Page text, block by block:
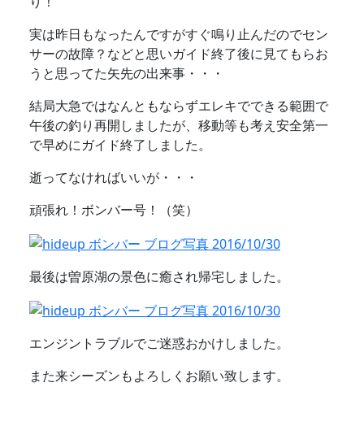
実は昨日もなったんですがすぐ鳴り止んだのでセン
サーの故障？などと思いガイド終了後に見てもらお
うと思ってた矢先の出来事・・・
結局大急ではなんともならずエレキでできる範囲で
午後の釣り再開しましたが、移動等も考え安全第一
で早めにガイド終了しました。
逝ってなければいいが・・・
頑張れ！ボンバー号！（笑）
最後は曽原湖の景色に癒され帰宅しました。
エンジントラブルでご迷惑おかけしました。
また来シーズンもよろしくお願い致します。